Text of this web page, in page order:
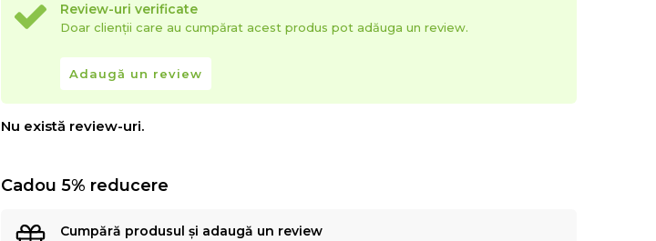
Review-uri verificate
Doar clienții care au cumpărat acest produs pot adăuga un review.
Adaugă un review
Nu există review-uri.
Cadou 5% reducere
Cumpără produsul și adaugă un review